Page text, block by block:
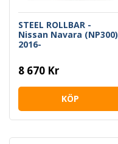
STEEL ROLLBAR -
Nissan Navara (NP300)
2016-
8 670 Kr
KÖP